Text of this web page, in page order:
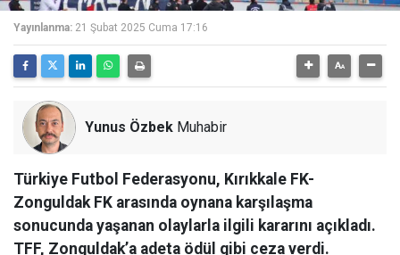
Yayınlanma: 21 Şubat 2025 Cuma 17:16
Yunus Özbek Muhabir
Türkiye Futbol Federasyonu, Kırıkkale FK-
Zonguldak FK arasında oynana karşılaşma
sonucunda yaşanan olaylarla ilgili kararını açıkladı.
TFF, Zonguldak’a adeta ödül gibi ceza verdi.